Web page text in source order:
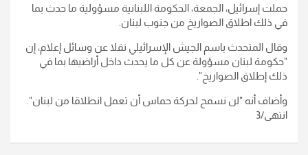
حملت إسرائيل، الجمعة، الحكومة اللبنانية مسؤولية ما حدث بما
في ذلك اطلاق الصواريخ من جنوب لبنان.
وقال المتحدث باسم الجيش الإسرائيلي نقلا عن وسائل إعلام، إن
"حكومة لبنان مسؤولة عن كل ما يحدث داخل أراضيها بما في
ذلك إطلاق الصواريخ".
وأضاف أنه "لن نسمح لحركة حماس أن تعمل انطلاقا من لبنان".
انتهى/3